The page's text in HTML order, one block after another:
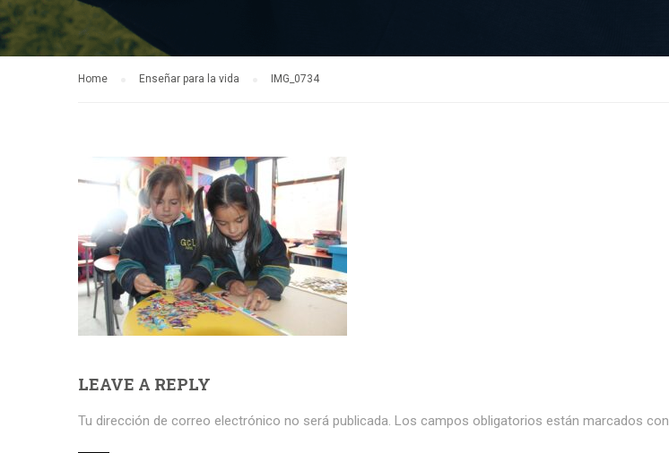
Home Enseñar para la vida IMG_0734
LEAVE A REPLY
Tu dirección de correo electrónico no será publicada. Los campos obligatorios están marcados con